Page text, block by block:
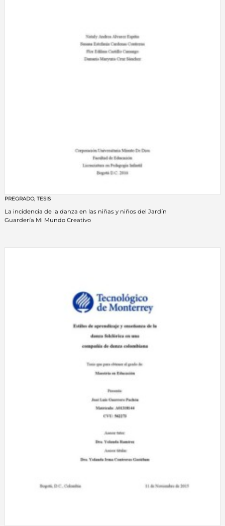
PREGRADO, TESIS
La incidencia de la danza en las niñas y niños del Jardín
Guardería Mi Mundo Creativo